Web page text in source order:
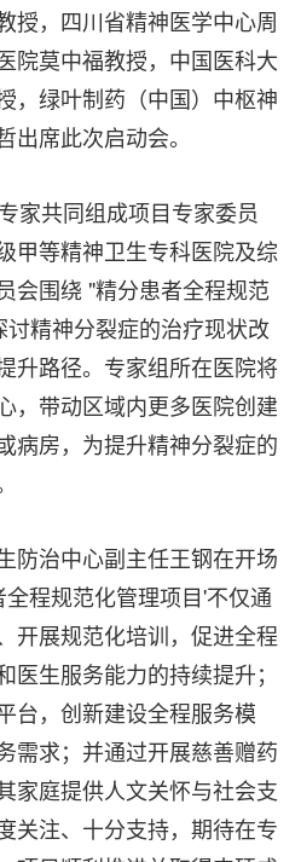
授，四川省精神医学中心周
院莫中福教授，中国医科大
，绿叶制药（中国）中枢神
席此次启动会。
家共同组成项目专家委员
甲等精神卫生专科医院及综
会围绕 "精分患者全程规范
精神分裂症的治疗现状改
升路径。专家组所在医院将
，带动区域内更多医院创建
病房，为提升精神分裂症的
防治中心副主任王钢在开场
全程规范化管理项目'不仅通
开展规范化培训，促进全程
生服务能力的持续提升；
台，创新建设全程服务模
需求；并通过开展慈善赠药
家庭提供人文关怀与社会支
关注、十分支持，期待在专